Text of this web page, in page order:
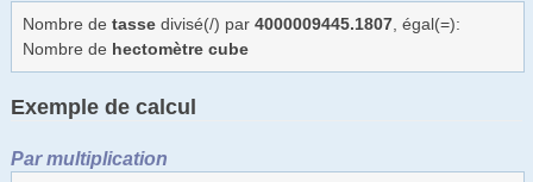
Nombre de tassedivisé(/) par 4000009445.1807, égal(=):
Nombre de hectomètre cube
Exemple de calcul
Par multiplication